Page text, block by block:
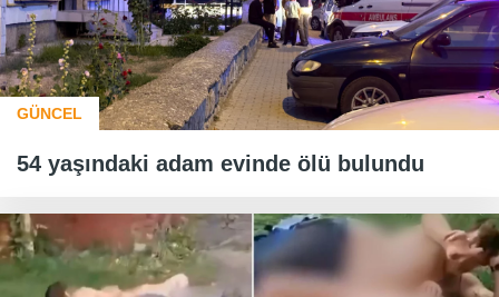
GÜNCEL
54 yaşındaki adam evinde ölü bulundu